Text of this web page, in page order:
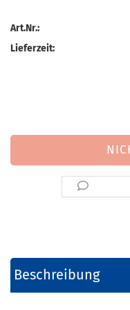
Art.Nr.:
Lieferzeit:
Beschreibung